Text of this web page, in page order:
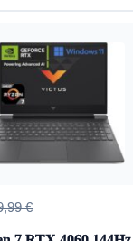
€